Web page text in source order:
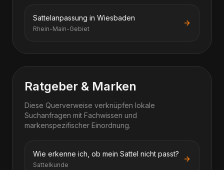
Sattelanpassung in Wiesbaden
Rhein-Main-Gebiet
Ratgeber & Marken
Diese Querverweise verknüpfen lokale
Suchanfragen mit Fachwissen und
markenspezifischer Einordnung.
Wie erkenne ich, ob mein Sattel nicht passt?
Sattelkunde